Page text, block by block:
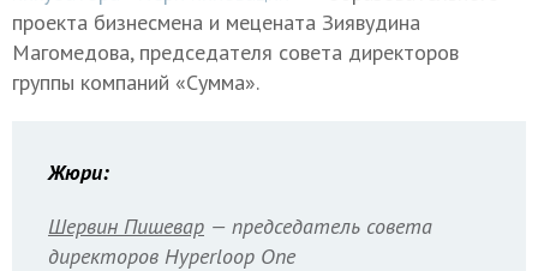
проекта бизнесмена и мецената Зиявудина
Магомедова, председателя совета директоров
группы компаний «Сумма».
Жюри:
Шервин Пишевар — председатель совета
директоров Hyperloop One